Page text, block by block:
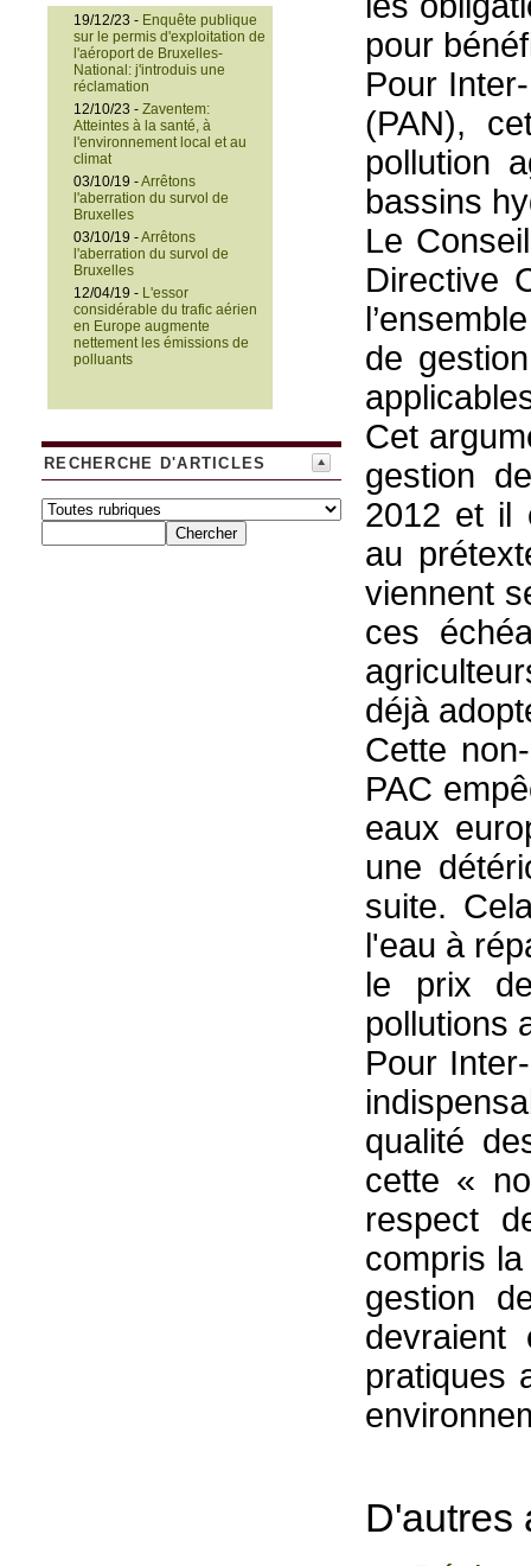
19/12/23 - Enquête publique
sur le permis d'exploitation de
l'aéroport de Bruxelles-
National: j'introduis une
réclamation
12/10/23 - Zaventem:
Atteintes à la santé, à
l'environnement local et au
climat
03/10/19 -Arrêtons
l'aberration du survol de
Bruxelles
03/10/19 -Arrêtons
l'aberration du survol de
Bruxelles
12/04/19 - L'essor
considérable du trafic aérien
en Europe augmente
nettement les émissions de
polluants
RECHERCHE D'ARTICLES
pour
Pour
(PAN),
pollution
bassins
Le
Directive
de
Cet
gestion
2012 et il
au
viennent
ces
déjà
Cette
PAC
eaux
une
suite.
l'eau à
le prix
pollutions
Pour
qualité
cette «
respect
compris
gestion
pratiques
D'autres